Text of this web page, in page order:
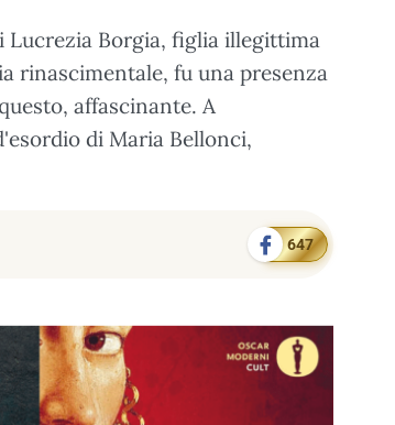
Lucrezia Borgia, figlia illegittima
rinascimentale, fu una presenza
affascinante. A
di Maria Bellonci,
647